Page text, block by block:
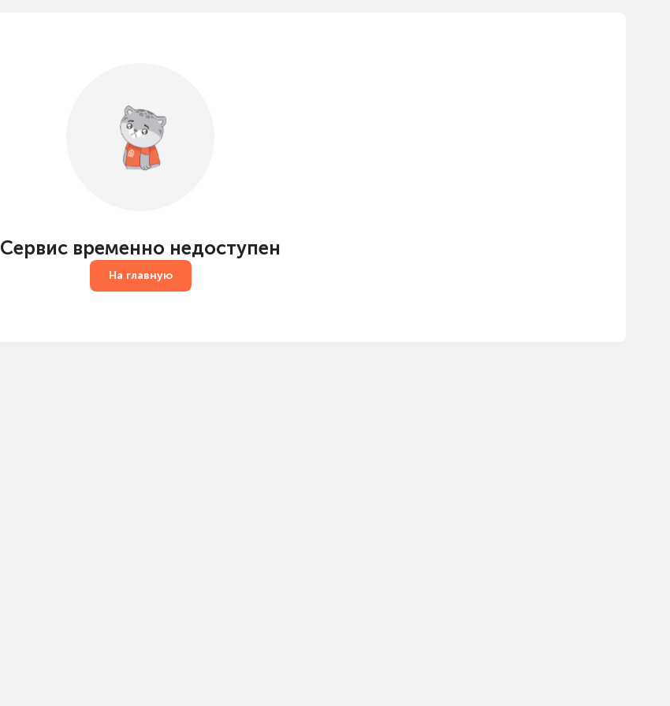
Сервис временно недоступен
На главную